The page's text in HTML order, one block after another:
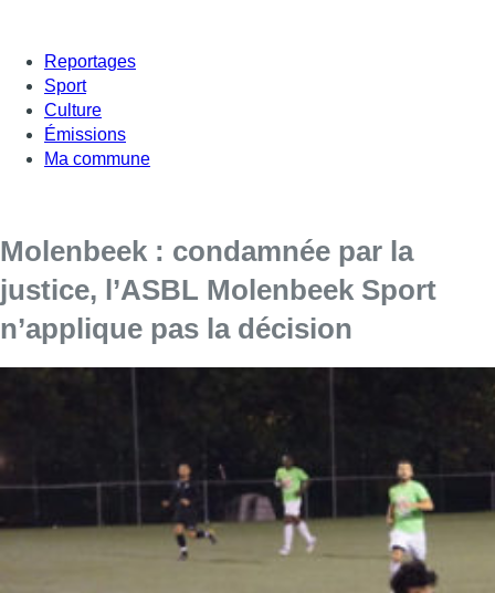
Reportages
Sport
Culture
Émissions
Ma commune
Molenbeek : condamnée par la
justice, l’ASBL Molenbeek Sport
n’applique pas la décision